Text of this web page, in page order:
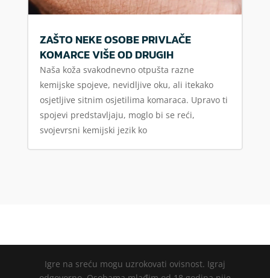
ZAŠTO NEKE OSOBE PRIVLAČE
KOMARCE VIŠE OD DRUGIH
Naša koža svakodnevno otpušta razne
kemijske spojeve, nevidljive oku, ali itekako
osjetljive sitnim osjetilima komaraca. Upravo ti
spojevi predstavljaju, moglo bi se reći,
svojevrsni kemijski jezik ko
Igre na sreću mogu uzrokovati ovisnost. Igraj